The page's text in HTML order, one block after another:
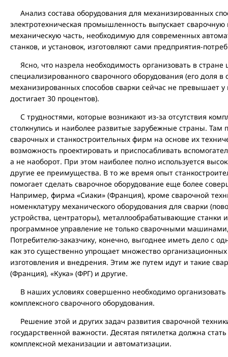
Анализ состава оборудования для механизированных
электротехническая промышленность выпускает сварочную
механическую часть, необходимую для современных
станков, и установок, изготовляют сами предприятия-
Ясно, что назрела необходимость организовать в стране
специализированного сварочного оборудования (его доля
механизированных способов сварки сейчас не превышает
достигает 30 процентов).
С трудностями, которые возникают из-за отсутствия
столкнулись и наиболее развитые зарубежные страны. Там
сварочных и станкостроительных фирм на основе их
возможность проектировать и приспосабливать
а не наоборот. При этом наиболее полно используется
другие ее преимущества. В то же время опыт
помогает сделать сварочное оборудование еще более
Например, фирма «Сиаки» (Франция), кроме сварочной
номенклатуру механического оборудования для сварки
устройства, центраторы), металлообрабатывающие станки
программное управление не только сварочными
Потребителю-заказчику, конечно, выгоднее иметь дело с
как это существенно упрощает множество
изготовления и внедрения. Этим же путем идут и такие
(Франция), «Кука» (ФРГ) и другие.
В наших условиях совершенно необходимо организовать
комплексного сварочного оборудования.
Решение этой и других задач развития сварочной
государственной важности. Десятая пятилетка должна
комплексной механизации и автоматизации.